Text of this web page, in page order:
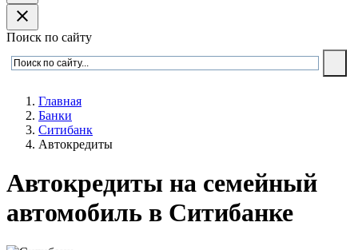
close
Поиск по сайту
Главная
Банки
Ситибанк
Автокредиты
Автокредиты на семейный
автомобиль в Ситибанке